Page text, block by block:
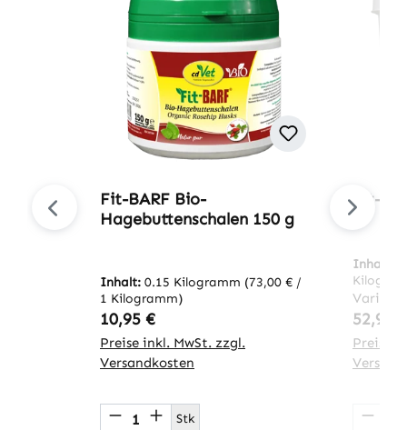
Fit-BARF Bio-
Hagebuttenschalen 150 g
Inhalt: 0.15 Kilogramm (73,00 € /
1 Kilogramm)
Regulärer Preis:
10,95 €
Preise inkl. MwSt. zzgl.
Versandkosten
Produkt Anzahl: Gib den
Stk
Fit-
Inhalt:
52,95 €
Preise